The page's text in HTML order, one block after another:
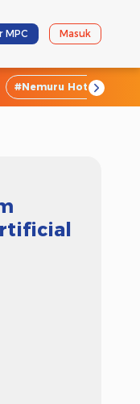
MPC Masuk
#Nemuru Hotel